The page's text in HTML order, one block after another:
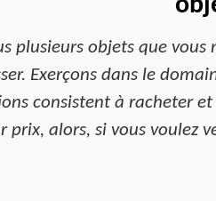
plusieurs objets que
Exerçons dans le
consistent à racheter
prix, alors, si vous voulez